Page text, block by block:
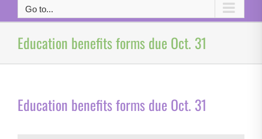
Go to...
Education benefits forms due Oct. 31
Education benefits forms due Oct. 31